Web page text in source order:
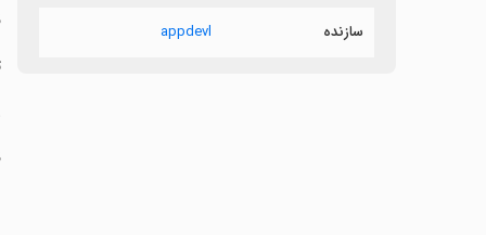
سازنده appdevl